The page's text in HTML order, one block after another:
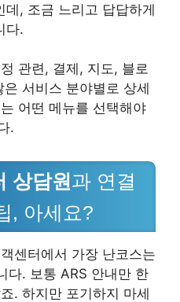
데, 조금 느리고 답답하게
다.
관련, 결제, 지도, 블로
서비스 분야별로 상세
어떤 메뉴를 선택해야
.
상담원 과 연결
, 아세요?
센터에서 가장 난코스는
다. 보통 ARS 안내만 한
. 하지만 포기하지 마세